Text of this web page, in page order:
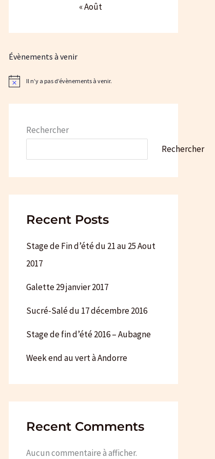
« Août
Évènements à venir
Il n’y a pas d’évènements à venir.
Rechercher
Rechercher
Recent Posts
Stage de Fin d’été du 21 au 25 Aout
2017
Galette 29 janvier 2017
Sucré-Salé du 17 décembre 2016
Stage de fin d’été 2016 – Aubagne
Week end au vert à Andorre
Recent Comments
Aucun commentaire à afficher.